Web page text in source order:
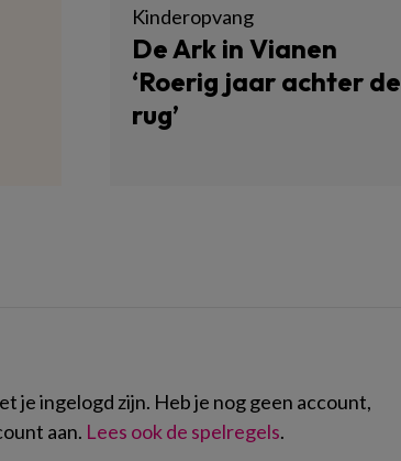
Kinderopvang
De Ark in Vianen
‘Roerig jaar achter de
rug’
je ingelogd zijn. Heb je nog geen account,
aan. Lees ook de spelregels.